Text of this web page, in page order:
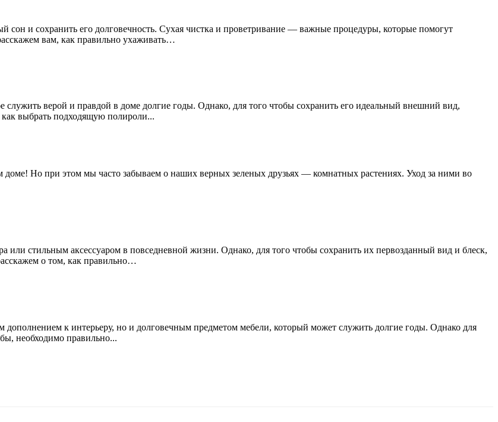
сон и сохранить его долговечность. Сухая чистка и проветривание — важные процедуры, которые помогут
вам, как правильно ухаживать…
верой и правдой в доме долгие годы. Однако, для того чтобы сохранить его идеальный внешний вид,
выбрать подходящую полироли...
Но при этом мы часто забываем о наших верных зеленых друзьях — комнатных растениях. Уход за ними во
или стильным аксессуаром в повседневной жизни. Однако, для того чтобы сохранить их первозданный вид и блеск,
о том, как правильно…
дополнением к интерьеру, но и долговечным предметом мебели, который может служить долгие годы. Однако для
необходимо правильно...